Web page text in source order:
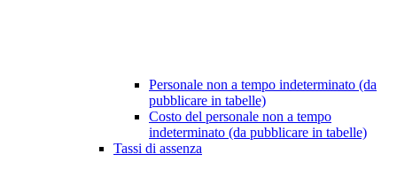
Personale non a tempo indeterminato (da
pubblicare in tabelle)
Costo del personale non a tempo
indeterminato (da pubblicare in tabelle)
Tassi di assenza